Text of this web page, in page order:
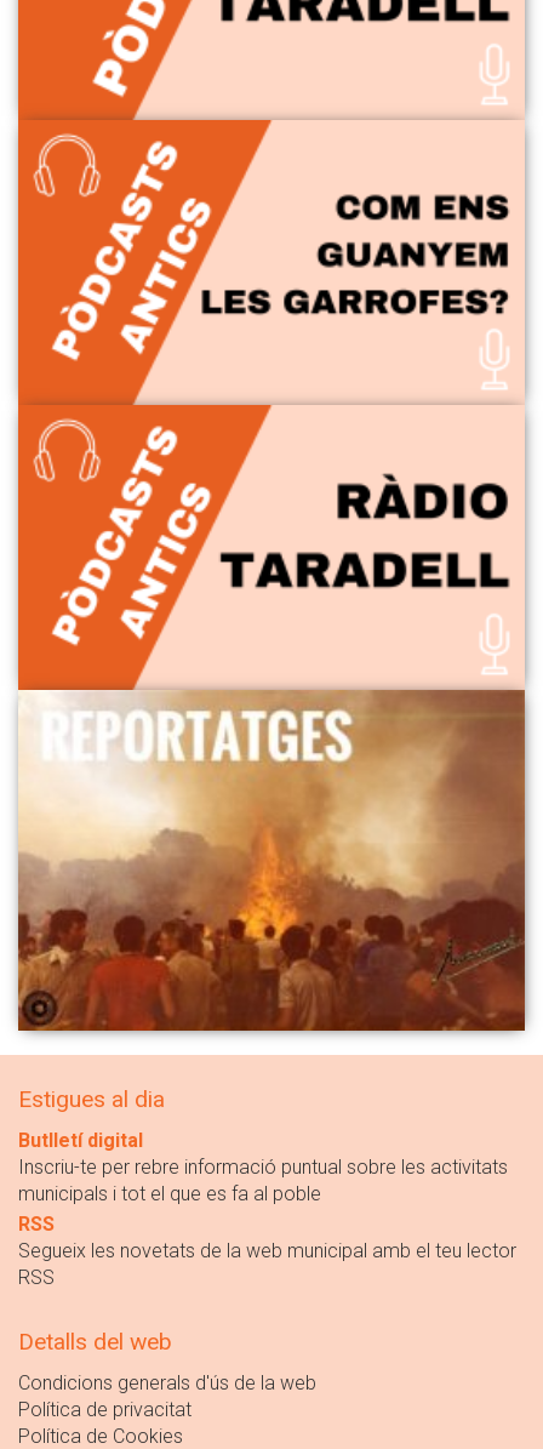
Estigues al dia
Butlletí digital
Inscriu-te per rebre informació puntual sobre les activitats
municipals i tot el que es fa al poble
RSS
Segueix les novetats de la web municipal amb el teu lector
RSS
Detalls del web
Condicions generals d'ús de la web
Política de privacitat
Política de Cookies